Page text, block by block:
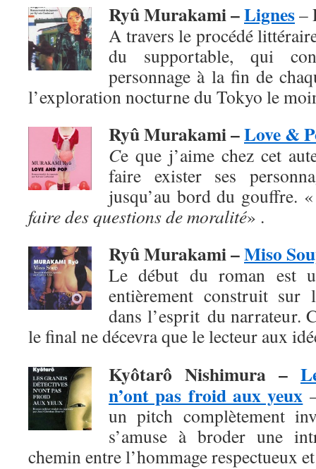
Ryû Murakami –Lignes–
A travers le procédé
du supportable, qui
personnage à la fin de
l’exploration nocturne du Tokyo le
Ryû Murakami –Love &
Ce que j’aime chez cet
faire exister ses
jusqu’au bord du gouffre.
faire des questions de moralité» .
Ryû Murakami –Miso
Le début du roman est
entièrement construit sur
dans l’esprit du narrateur.
le finalne décevra que le lecteur aux
Kyôtarô Nishimura –
n’ont pas froid aux yeux
un pitch complètement
s’amuse à broder une
chemin entre l’hommage respectueux